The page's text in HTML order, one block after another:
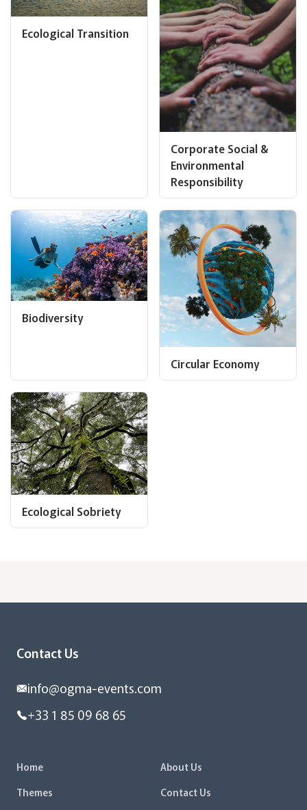
Ecological Transition
Corporate Social &
Environmental
Responsibility
Biodiversity
Circular Economy
Ecological Sobriety
Contact Us
info@ogma-events.com
+33 1 85 09 68 65
Home
About Us
Themes
Contact Us